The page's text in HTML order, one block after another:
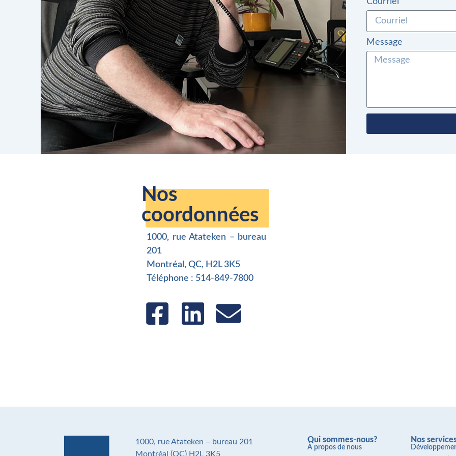
Message
Nos
coordonnées
1000, rue Atateken – bureau
201
Montréal, QC, H2L 3K5
Téléphone : 514-849-7800
1000, rue Atateken – bureau 201
Montréal (QC) H2L 3K5
Qui sommes-nous?
À propos de nous
Nos